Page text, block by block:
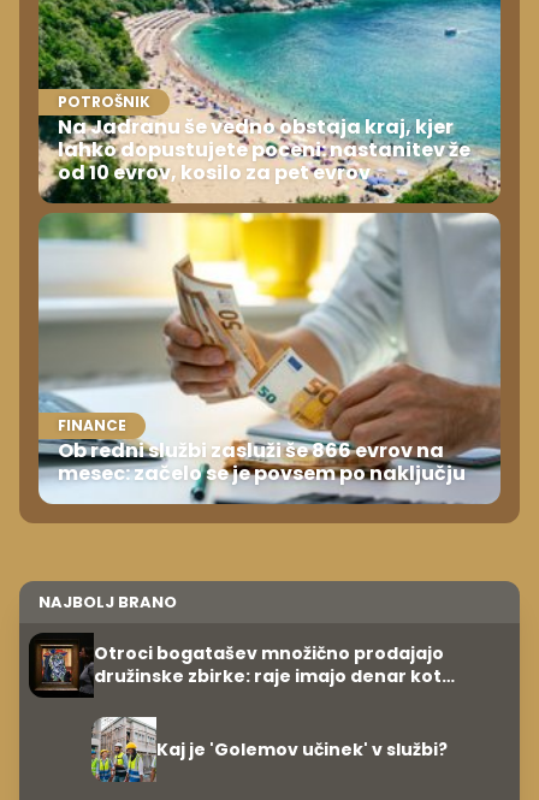
POTROŠNIK
Na Jadranu še vedno obstaja kraj, kjer
lahko dopustujete poceni: nastanitev že
od 10 evrov, kosilo za pet evrov
FINANCE
Ob redni službi zasluži še 866 evrov na
mesec: začelo se je povsem po naključju
NAJBOLJ BRANO
Otroci bogatašev množično prodajajo
družinske zbirke: raje imajo denar kot
Kaj je 'Golemov učinek' v službi?